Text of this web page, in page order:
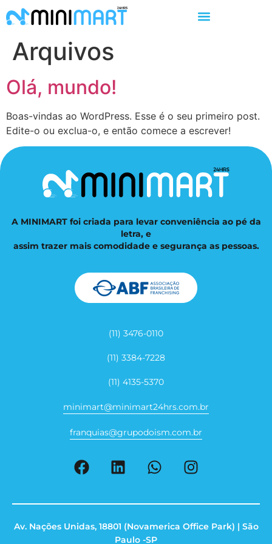
Arquivos
Olá, mundo!
Boas-vindas ao WordPress. Esse é o seu primeiro post.
Edite-o ou exclua-o, e então comece a escrever!
A MINIMART foi criada para levar conveniência ao pé da
letra, e
assim trazer mais comodidade e segurança as pessoas.
(11) 3476-0110
(11) 3384-7228
(11) 4135-5370
minimart@minimart24hrs.com.br
franquias@grupodoism.com.br
Av. Nações Unidas, 18801 (Novamerica Office Park) | São
Paulo -SP